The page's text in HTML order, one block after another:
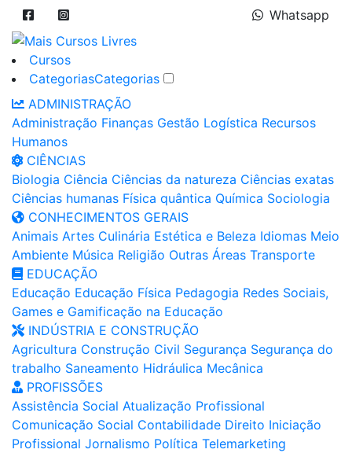
Whatsapp
Cursos
CategoriasCategorias
ADMINISTRAÇÃO
Administração Finanças Gestão Logística Recursos
Humanos
CIÊNCIAS
Biologia Ciência Ciências da natureza Ciências exatas
Ciências humanas Física quântica Química Sociologia
CONHECIMENTOS GERAIS
Animais Artes Culinária Estética e Beleza Idiomas Meio
Ambiente Música Religião Outras Áreas Transporte
EDUCAÇÃO
Educação Educação Física Pedagogia Redes Sociais,
Games e Gamificação na Educação
INDÚSTRIA E CONSTRUÇÃO
Agricultura Construção Civil Segurança Segurança do
trabalho Saneamento Hidráulica Mecânica
PROFISSÕES
Assistência Social Atualização Profissional
Comunicação Social Contabilidade Direito Iniciação
Profissional Jornalismo Política Telemarketing